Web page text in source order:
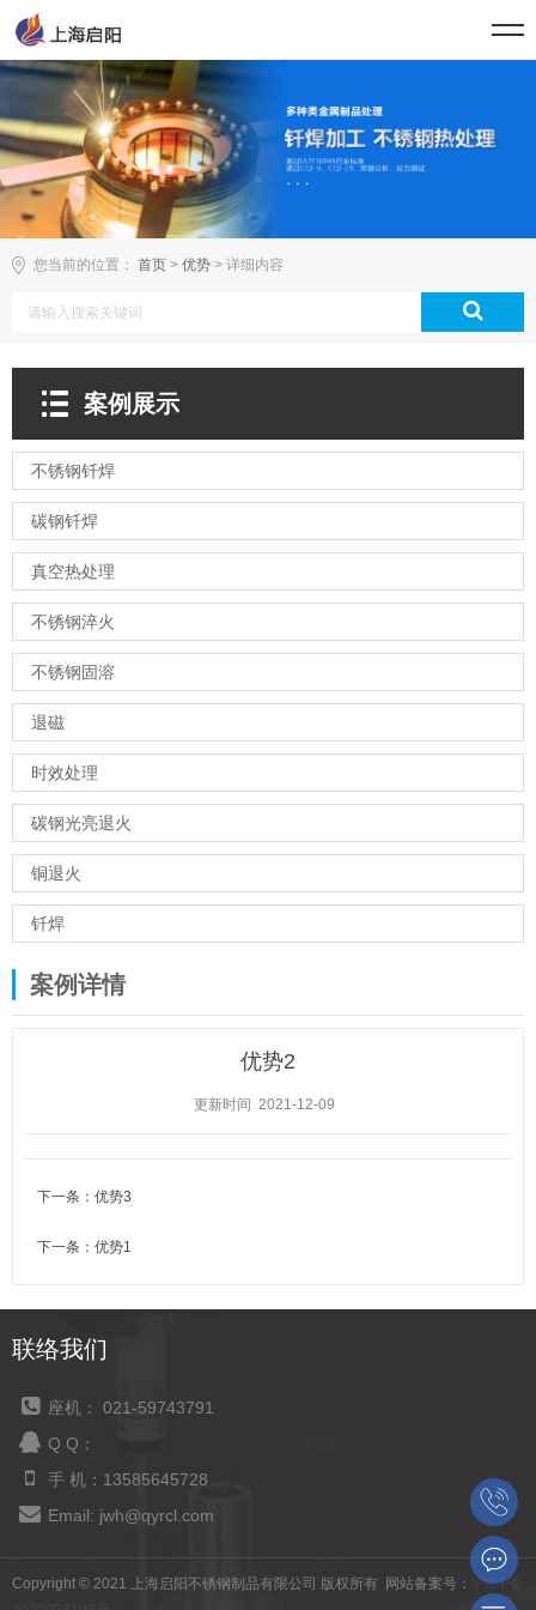
您当前的位置： 首页 > 优势 > 详细内容
案例展示
不锈钢钎焊
碳钢钎焊
真空热处理
不锈钢淬火
不锈钢固溶
退磁
时效处理
碳钢光亮退火
铜退火
钎焊
案例详情
优势2
更新时间 2021-12-09
下一条： 优势3
下一条： 优势1
联络我们
座机： 021-59743791
Q Q：
手 机：13585645728
Email: jwh@qyrcl.com
Copyright © 2021 上海启阳不锈钢制品有限公司 版权所有 网站备案号：
沪ICP备